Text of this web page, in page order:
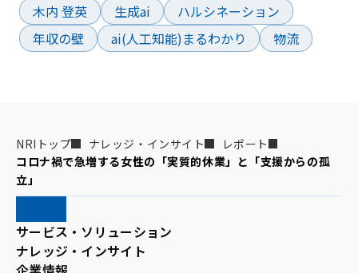
木内 登英
生成ai
ハルシネーション
年収の壁
ai(人工知能)まるわかり 物流
NRIトップ ナレッジ・インサイト
レポート
コロナ禍で急増する女性の「実質的休業」と「支援からの孤
立」
サービス・ソリューション
ナレッジ・インサイト